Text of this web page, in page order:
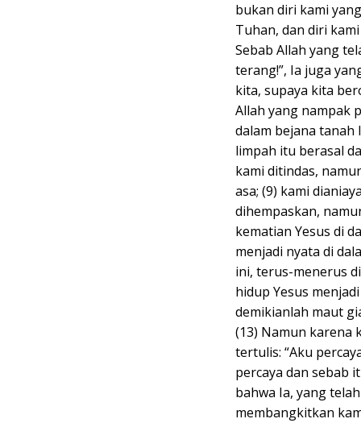
bukan diri kami
Tuhan, dan diri
Sebab Allah yang
terang!”, Ia juga
kita, supaya kita
Allah yang nampak
dalam bejana tanah
limpah itu berasal
kami ditindas,
asa; (9) kami
dihempaskan,
kematian Yesus di
menjadi nyata di
ini, terus-menerus
hidup Yesus
demikianlah maut
(13) Namun karena
tertulis: “Aku
percaya dan sebab
bahwa Ia, yang
membangkitkan